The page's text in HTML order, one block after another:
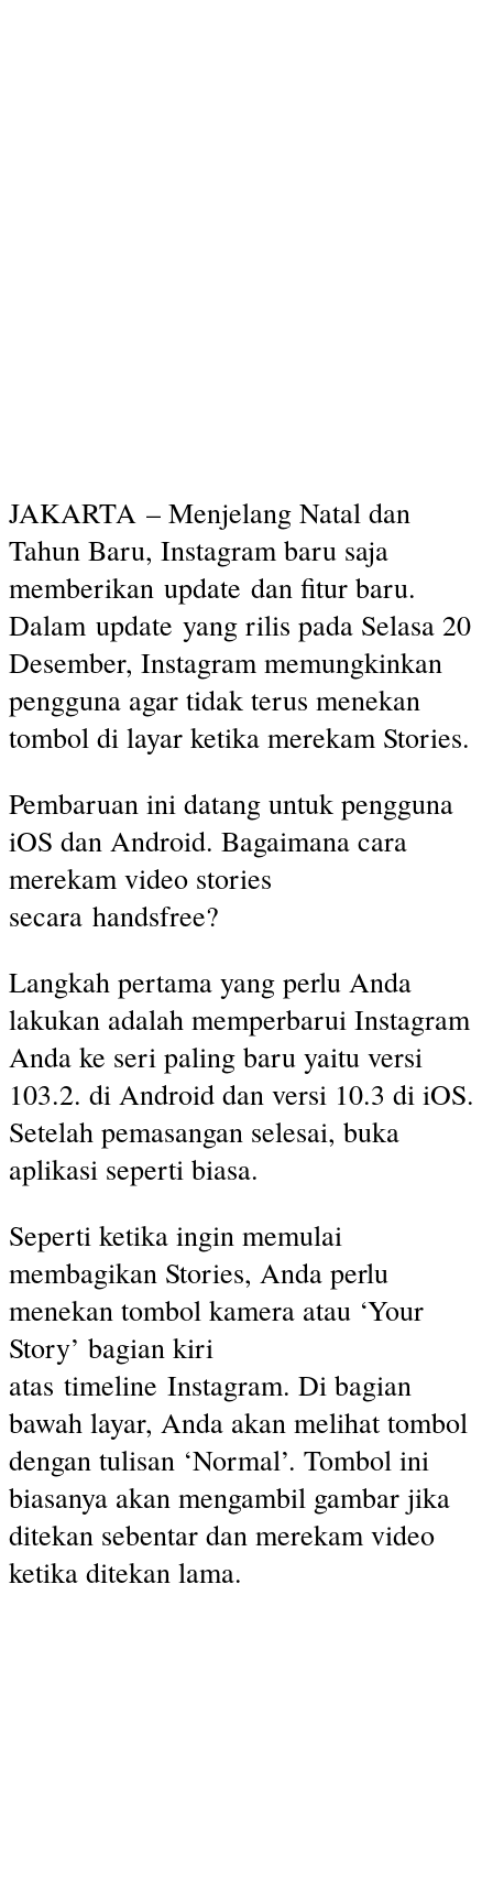
JAKARTA – Menjelang Natal dan
Tahun Baru, Instagram baru saja
memberikan update dan fitur baru.
Dalam update yang rilis pada Selasa 20
Desember, Instagram memungkinkan
pengguna agar tidak terus menekan
tombol di layar ketika merekam Stories.
Pembaruan ini datang untuk pengguna
iOS dan Android. Bagaimana cara
merekam video stories
secara handsfree?
Langkah pertama yang perlu Anda
lakukan adalah memperbarui Instagram
Anda ke seri paling baru yaitu versi
103.2. di Android dan versi 10.3 di iOS.
Setelah pemasangan selesai, buka
aplikasi seperti biasa.
Seperti ketika ingin memulai
membagikan Stories, Anda perlu
menekan tombol kamera atau ‘Your
Story’ bagian kiri
atas timeline Instagram. Di bagian
bawah layar, Anda akan melihat tombol
dengan tulisan ‘Normal’. Tombol ini
biasanya akan mengambil gambar jika
ditekan sebentar dan merekam video
ketika ditekan lama.